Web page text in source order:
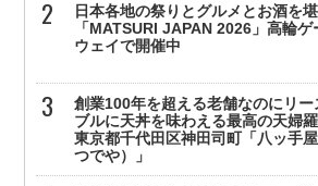
日本各地の祭りとグルメとお酒を
「MATSURI JAPAN 2026」高輪ゲ
ウェイで開催中
創業100年を超える老舗なのにリー
ブルに天丼を味わえる最高の天婦
東京都千代田区神田司町「八ッ手
つでや）」